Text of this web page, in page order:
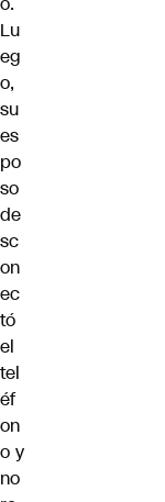
Lu
eg
o,
su
es
po
so
de
sc
on
ec
tó
el
tel
éf
on
o y
no